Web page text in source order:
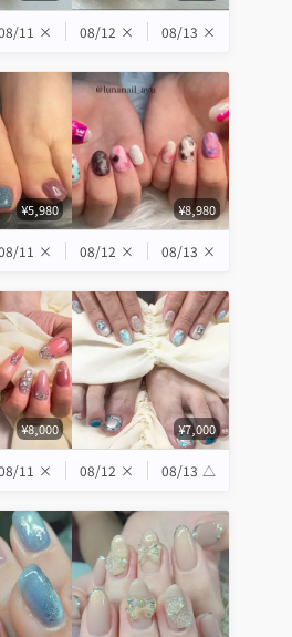
11 × 08/12 × 08/13 ×
¥5,980 ¥8,980
11 × 08/12 × 08/13 ×
¥8,000 ¥7,000
11 × 08/12 × 08/13 △